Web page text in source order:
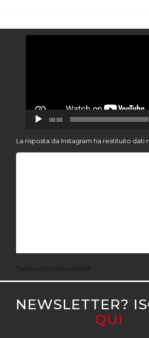
00:00
La risposta da Instagram ha restituito dati
Tweets by LorenzaVitali
NEWSLETTER?
QUI